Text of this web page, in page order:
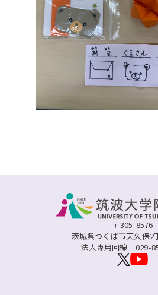
〒305-8576
茨城県つくば市天久保2
法人専用回線 029-